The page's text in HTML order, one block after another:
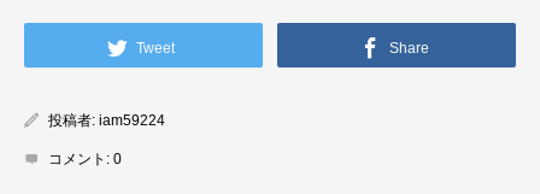
Tweet Share
投稿者: iam59224
コメント: 0